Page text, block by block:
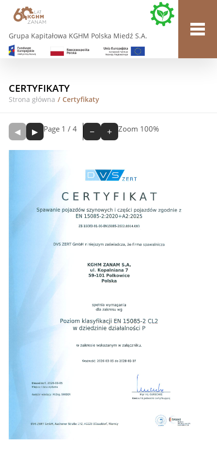
Grupa Kapitałowa KGHM Polska Miedź S.A.
CERTYFIKATY
Strona główna / Certyfikaty
Page 1 / 4 Zoom 100%